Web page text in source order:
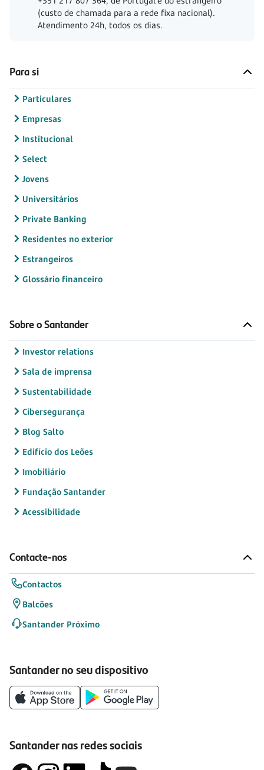
(custo de chamada para a rede fixa nacional).
Atendimento 24h, todos os dias.
Para si
Particulares
Empresas
Institucional
Select
Jovens
Universitários
Private Banking
Residentes no exterior
Estrangeiros
Glossário financeiro
Sobre o Santander
Investor relations
Sala de imprensa
Sustentabilidade
Cibersegurança
Blog Salto
Edifício dos Leões
Imobiliário
Fundação Santander
Acessibilidade
Contacte-nos
Contactos
Balcões
Santander Próximo
Santander no seu dispositivo
Santander nas redes sociais